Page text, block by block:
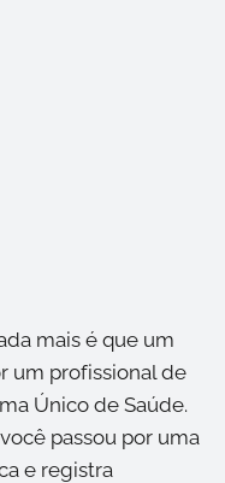
mais é que um
um profissional de
Único de Saúde.
passou por uma
e registra